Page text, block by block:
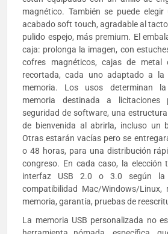
magnético. También se puede
acabado soft touch, agradable al
pulido espejo, más premium. El
caja: prolonga la imagen, con
cofres magnéticos, cajas de metal
recortada, cada uno adaptado a
memoria. Los usos determinan
memoria destinada a licitaciones
seguridad de software, una
de bienvenida al abrirla, incluso un
Otras estarán vacías pero se
o 48 horas, para una distribución
congreso. En cada caso, la elección
interfaz USB 2.0 o 3.0 según la
compatibilidad Mac/Windows/Linux,
memoria, garantía, pruebas de
La memoria USB personalizada no